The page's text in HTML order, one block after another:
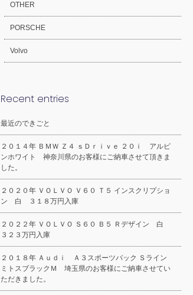
OTHER
PORSCHE
Volvo
Recent entries
最近のできごと
２０１４年 ＢＭＷ Ｚ４ ｓＤｒｉｖｅ ２０ｉ アルピ
ンホワイト 神奈川県のお客様にご納車させて頂きま
した。
２０２０年 ＶＯＬＶＯ Ｖ６０ Ｔ５ インスクリプショ
ン 白 ３１８万円入庫
２０２２年 ＶＯＬＶＯ Ｓ６０ Ｂ５ Ｒデザイン 白
３２３万円入庫
２０１８年 Ａｕｄｉ Ａ３スポーツバック Ｓライン
ミトスブラックＭ 埼玉県のお客様にご納車させてい
ただきました。